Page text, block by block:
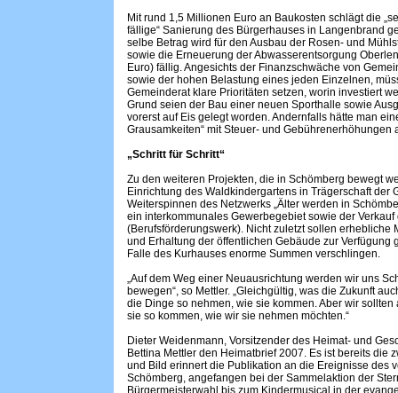
Mit rund 1,5 Millionen Euro an Baukosten schlägt die
fällige“ Sanierung des Bürgerhauses in Langenbrand
selbe Betrag wird für den Ausbau der Rosen- und
sowie die Erneuerung der Abwasserentsorgung
Euro) fällig. Angesichts der Finanzschwäche von
sowie der hohen Belastung eines jeden Einzelnen,
Gemeinderat klare Prioritäten setzen, worin investiert
Grund seien der Bau einer neuen Sporthalle sowie
vorerst auf Eis gelegt worden. Andernfalls hätte man
Grausamkeiten“ mit Steuer- und Gebührenerhöhungen
„Schritt für Schritt“
Zu den weiteren Projekten, die in Schömberg bewegt
Einrichtung des Waldkindergartens in Trägerschaft der
Weiterspinnen des Netzwerks „Älter werden in
ein interkommunales Gewerbegebiet sowie der Verkauf
(Berufsförderungswerk). Nicht zuletzt sollen erhebliche
und Erhaltung der öffentlichen Gebäude zur Verfügung
Falle des Kurhauses enorme Summen verschlingen.
„Auf dem Weg einer Neuausrichtung werden wir uns
bewegen“, so Mettler. „Gleichgültig, was die Zukunft
die Dinge so nehmen, wie sie kommen. Aber wir sollten
sie so kommen, wie wir sie nehmen möchten.“
Dieter Weidenmann, Vorsitzender des Heimat- und
Bettina Mettler den Heimatbrief 2007. Es ist bereits die
und Bild erinnert die Publikation an die Ereignisse des
Schömberg, angefangen bei der Sammelaktion der
Bürgermeisterwahl bis zum Kindermusical in der